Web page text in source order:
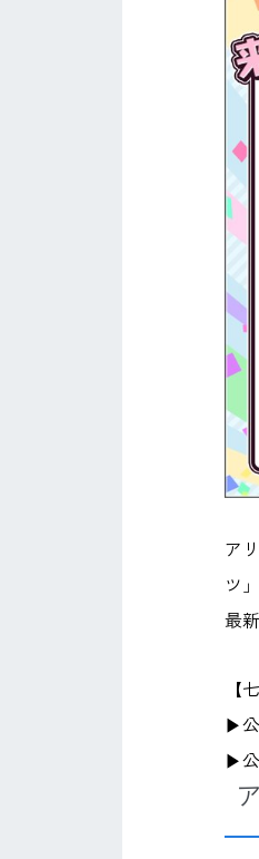
ア
ツ
最
【
▶
▶